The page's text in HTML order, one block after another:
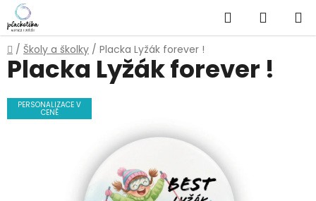
Přejít
na
obsah
Hledat
KOŠÍK
Domů
/ Školy a školky / Placka Lyžák forever !
Placka Lyžák forever !
PERSONALIZACE V
CENĚ